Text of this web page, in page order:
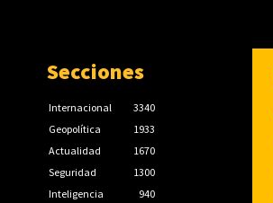
Secciones
Internacional
3340
Geopolítica
1933
Actualidad
1670
Seguridad
1300
Inteligencia
940